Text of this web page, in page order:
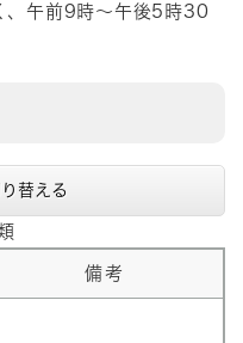
、午前9時～午後5時30
替える
備考